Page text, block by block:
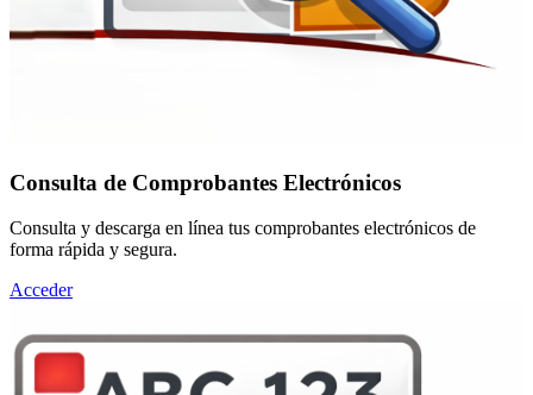
Consulta de Comprobantes Electrónicos
Consulta y descarga en línea tus comprobantes electrónicos de
forma rápida y segura.
Acceder